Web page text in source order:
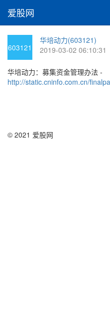
爱股网
603121
华培动力(603121)
2019-03-02 06:10:31
华培动力：募集资金管理办法 -
http://static.cninfo.com.cn/
© 2021 爱股网